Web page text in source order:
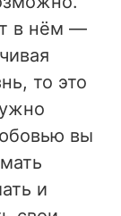
в нём —
то это
вы
и